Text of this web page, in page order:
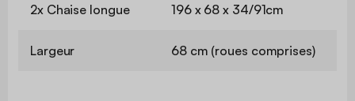
2x Chaise longue 196 x 68 x 34/91cm
Largeur 68 cm (roues comprises)